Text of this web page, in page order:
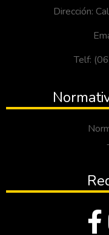
Dirección:
Telf: